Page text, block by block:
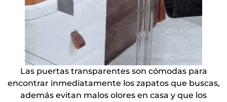
Las puertas transparentes son cómodas para
encontrar inmediatamente los zapatos que buscas,
además evitan malos olores en casa y que los